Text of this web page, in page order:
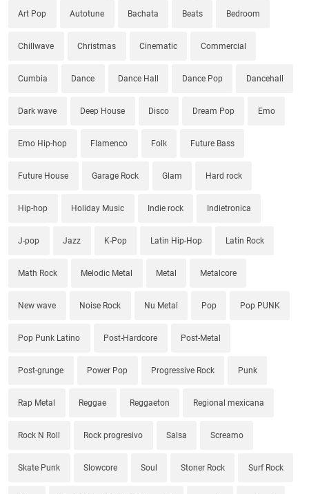
Art Pop Autotune Bachata Beats Bedroom
Chillwave Christmas Cinematic Commercial
Cumbia Dance Dance Hall Dance Pop Dancehall
Dark wave Deep House Disco Dream Pop Emo
Emo Hip-hop Flamenco Folk Future Bass
Future House Garage Rock Glam Hard rock
Hip-hop Holiday Music Indie rock Indietronica
J-pop Jazz K-Pop Latin Hip-Hop Latin Rock
Math Rock Melodic Metal Metal Metalcore
New wave Noise Rock Nu Metal Pop Pop PUNK
Pop Punk Latino Post-Hardcore Post-Metal
Post-grunge Power Pop Progressive Rock Punk
Rap Metal Reggae Reggaeton Regional mexicana
Rock N Roll Rock progresivo Salsa Screamo
Skate Punk Slowcore Soul Stoner Rock Surf Rock